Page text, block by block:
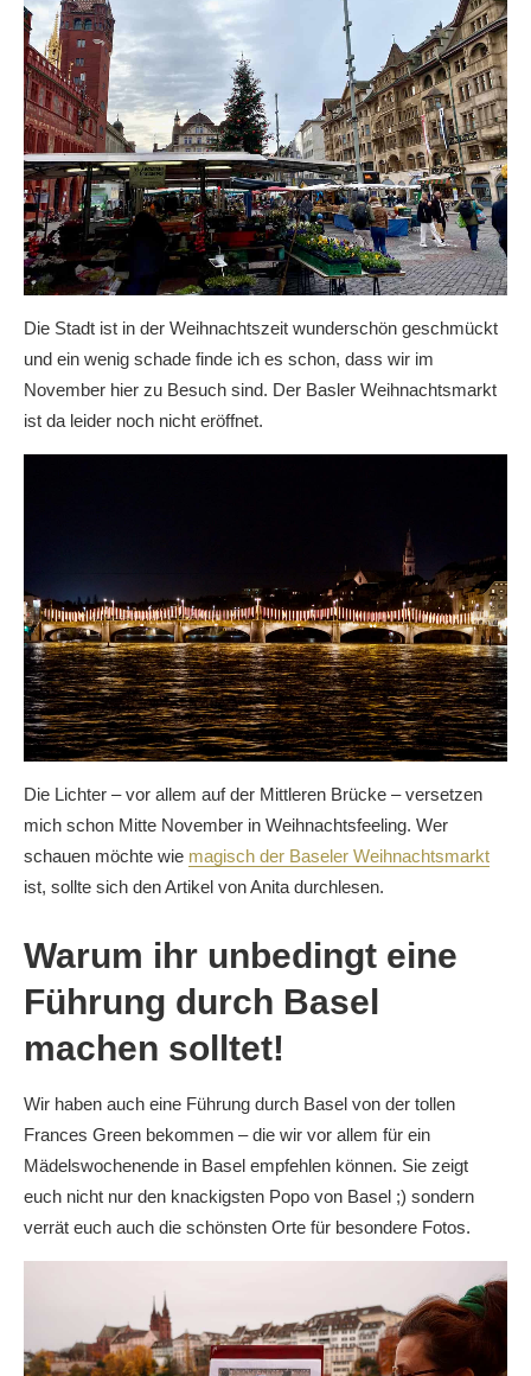
Die Stadt ist in der Weihnachtszeit wunderschön geschmückt
und ein wenig schade finde ich es schon, dass wir im
November hier zu Besuch sind. Der Basler Weihnachtsmarkt
ist da leider noch nicht eröffnet.
Die Lichter – vor allem auf der Mittleren Brücke – versetzen
mich schon Mitte November in Weihnachtsfeeling. Wer
schauen möchte wie magisch der Baseler Weihnachtsmarkt
ist, sollte sich den Artikel von Anita durchlesen.
Warum ihr unbedingt eine
Führung durch Basel
machen solltet!
Wir haben auch eine Führung durch Basel von der tollen
Frances Green bekommen – die wir vor allem für ein
Mädelswochenende in Basel empfehlen können. Sie zeigt
euch nicht nur den knackigsten Popo von Basel ;) sondern
verrät euch auch die schönsten Orte für besondere Fotos.